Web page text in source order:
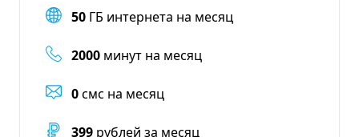
50 ГБ интернета на месяц
2000 минут на месяц
0смс на месяц
399 рублей за месяц